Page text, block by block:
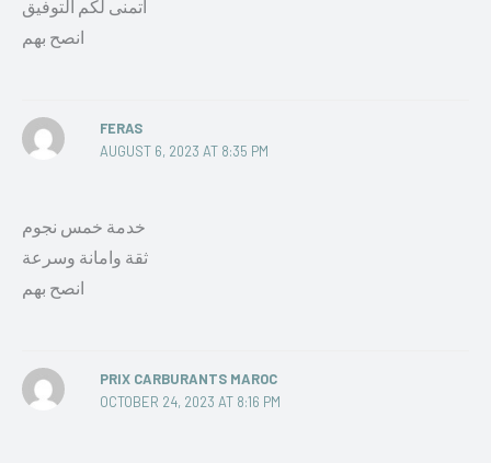
اتمنى لكم التوفيق
انصح بهم
FERAS
AUGUST 6, 2023 AT 8:35 PM
خدمة خمس نجوم
ثقة وامانة وسرعة
انصح بهم
PRIX CARBURANTS MAROC
OCTOBER 24, 2023 AT 8:16 PM